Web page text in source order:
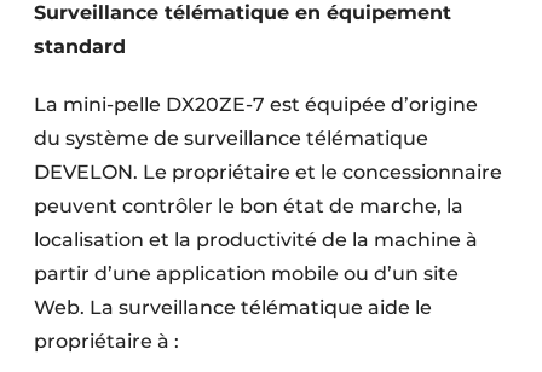
Surveillance télématique en équipement
standard
La mini-pelle DX20ZE-7 est équipée d’origine
du système de surveillance télématique
DEVELON. Le propriétaire et le concessionnaire
peuvent contrôler le bon état de marche, la
localisation et la productivité de la machine à
partir d’une application mobile ou d’un site
Web. La surveillance télématique aide le
propriétaire à :